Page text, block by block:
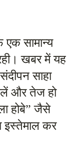
एक सामान्य
खबर में यह
साहा
और तेज हो
होबे” जैसे
इस्तेमाल कर